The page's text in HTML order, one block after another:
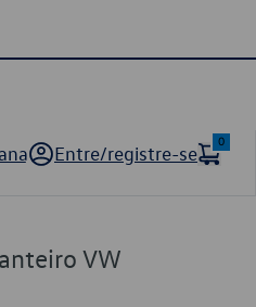
Entre/registre-se
0
VW